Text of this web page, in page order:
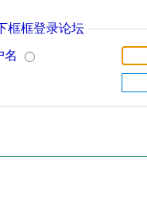
框框登录论坛
名